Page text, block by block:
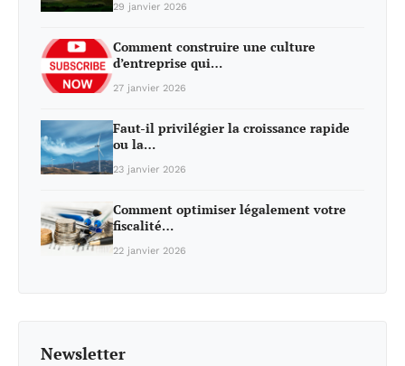
29 janvier 2026
Comment construire une culture
d’entreprise qui…
27 janvier 2026
Faut-il privilégier la croissance rapide
ou la…
23 janvier 2026
Comment optimiser légalement votre
fiscalité…
22 janvier 2026
Newsletter